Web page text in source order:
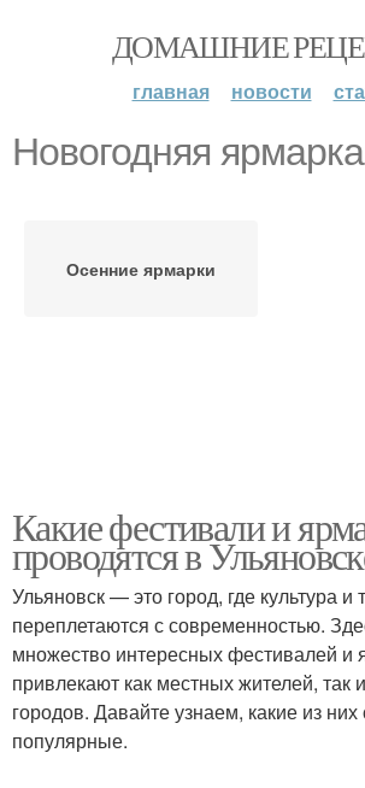
ДОМАШНИЕ
главная новости
Новогодняя ярмарка
Осенние ярмарки
Какие фестивали и
проводятся в
Ульяновск — это город, где культура и
переплетаются с современностью.
множество интересных фестивалей и
привлекают как местных жителей, так
городов. Давайте узнаем, какие из
популярные.